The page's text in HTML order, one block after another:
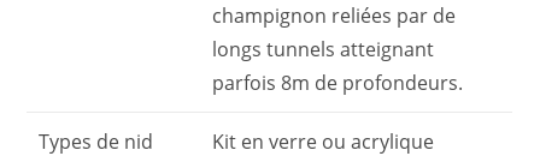
champignon reliées par de
longs tunnels atteignant
parfois 8m de profondeurs.
Types de nid
Kit en verre ou acrylique